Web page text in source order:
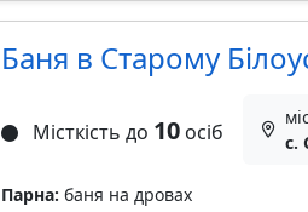
Баня в Старому
Місткість до 10осіб
c.
Парна: баня на дровах